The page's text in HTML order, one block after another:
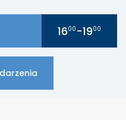
1600 -1900